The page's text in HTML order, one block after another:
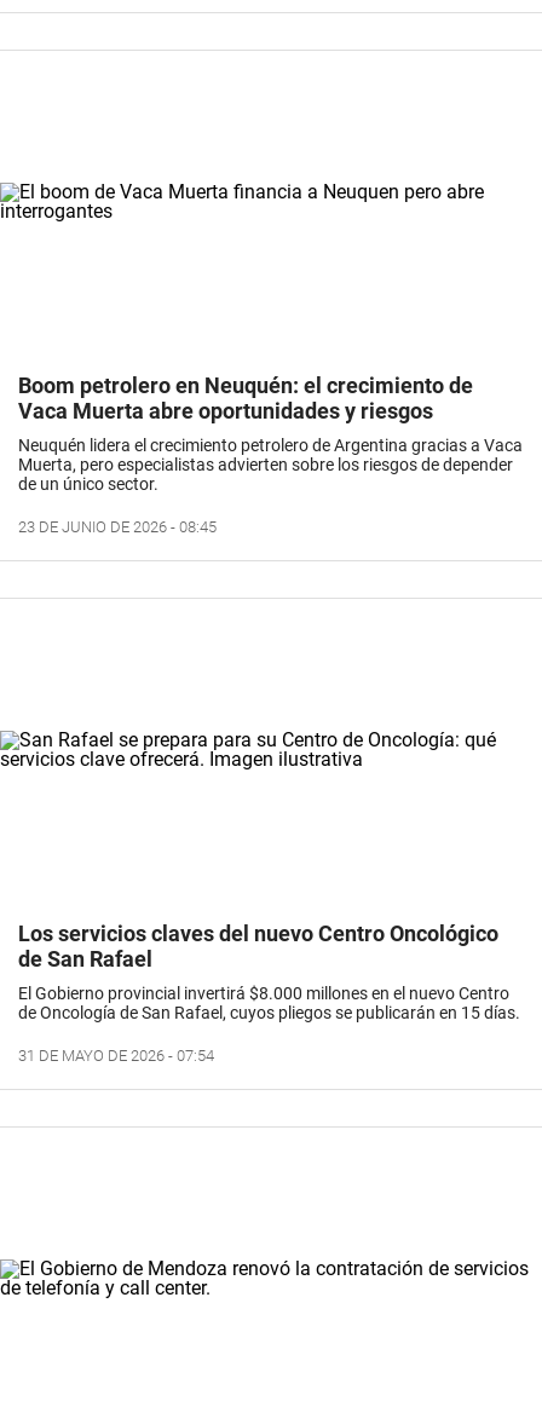
Boom petrolero en Neuquén: el crecimiento de
Vaca Muerta abre oportunidades y riesgos
Neuquén lidera el crecimiento petrolero de Argentina gracias a Vaca
Muerta, pero especialistas advierten sobre los riesgos de depender
de un único sector.
23 DE JUNIO DE 2026 - 08:45
Los servicios claves del nuevo Centro Oncológico
de San Rafael
El Gobierno provincial invertirá $8.000 millones en el nuevo Centro
de Oncología de San Rafael, cuyos pliegos se publicarán en 15 días.
31 DE MAYO DE 2026 - 07:54